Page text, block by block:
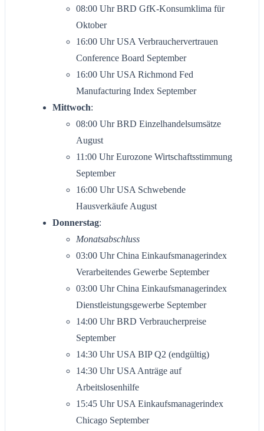
08:00 Uhr BRD GfK-Konsumklima für
Oktober
16:00 Uhr USA Verbrauchervertrauen
Conference Board September
16:00 Uhr USA Richmond Fed
Manufacturing Index September
Mittwoch:
08:00 Uhr BRD Einzelhandelsumsätze
August
11:00 Uhr Eurozone Wirtschaftsstimmung
September
16:00 Uhr USA Schwebende
Hausverkäufe August
Donnerstag:
Monatsabschluss
03:00 Uhr China Einkaufsmanagerindex
Verarbeitendes Gewerbe September
03:00 Uhr China Einkaufsmanagerindex
Dienstleistungsgewerbe September
14:00 Uhr BRD Verbraucherpreise
September
14:30 Uhr USA BIP Q2 (endgültig)
14:30 Uhr USA Anträge auf
Arbeitslosenhilfe
15:45 Uhr USA Einkaufsmanagerindex
Chicago September